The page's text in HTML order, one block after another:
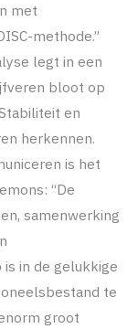
met
methode.”
legt in een
bloot op
en
herkennen.
is het
“De
samenwerking
is in de gelukkige
te
groot